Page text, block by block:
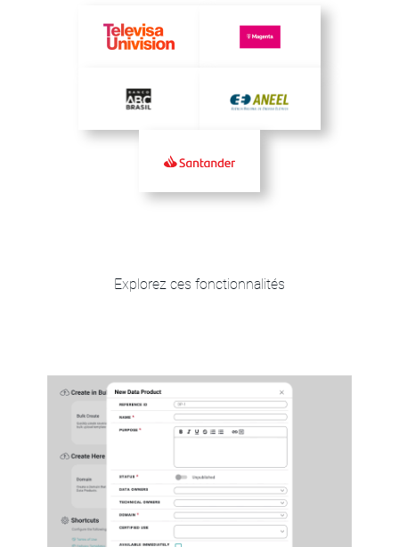
Explorez ces fonctionnalités